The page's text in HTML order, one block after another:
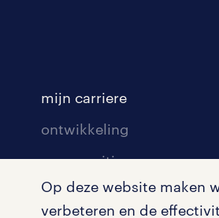
Op deze website maken
verbeteren en de
mijn carriere
ontwikkeling
communities
opleidingen en trainingen